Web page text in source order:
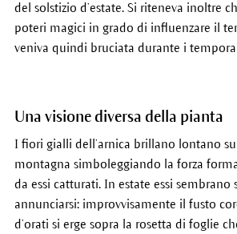
del solstizio d’estate. Si riteneva inoltre
poteri magici in grado di influenzare il
veniva quindi bruciata durante i
Una visione diversa della pianta
I fiori gialli dell’arnica brillano lontano
montagna simboleggiando la forza
da essi catturati. In estate essi sembrano
annunciarsi: improvvisamente il fusto
d’orati si erge sopra la rosetta di foglie